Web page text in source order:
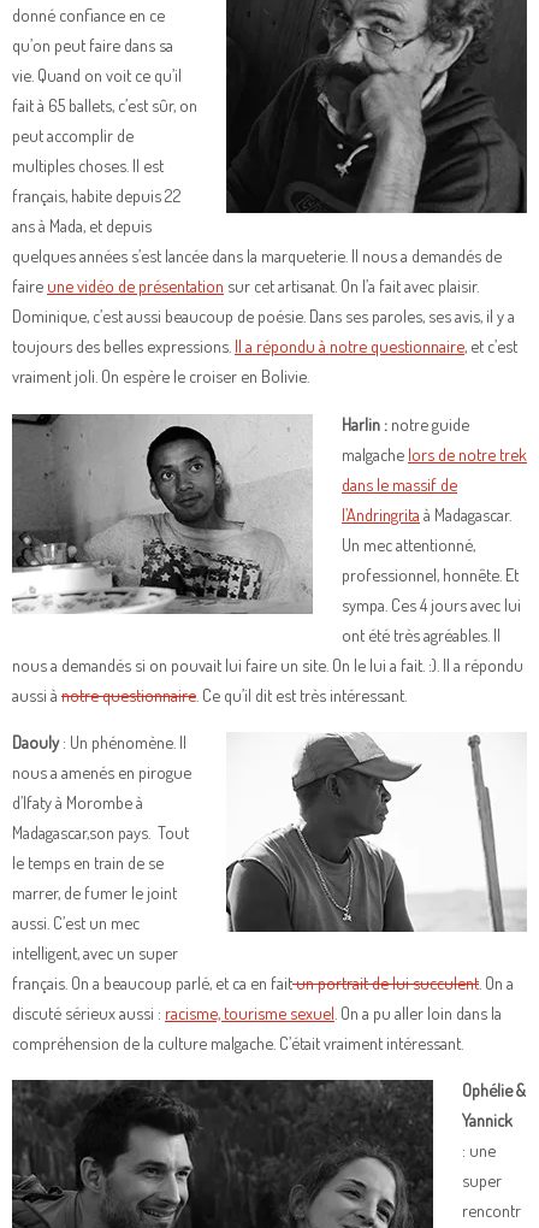
donné confiance en ce
qu’on peut faire dans sa
vie. Quand on voit ce qu’il
fait à 65 ballets, c’est sûr, on
peut accomplir de
multiples choses. Il est
français, habite depuis 22
ans à Mada, et depuis
quelques années s’est lancée dans la marqueterie. Il nous a demandés de
faire une vidéo de présentation sur cet artisanat. On l’a fait avec plaisir.
Dominique, c’est aussi beaucoup de poésie. Dans ses paroles, ses avis, il y a
toujours des belles expressions. Il a répondu à notre questionnaire, et c’est
vraiment joli. On espère le croiser en Bolivie.
Harlin : notre guide
malgache lors de notre trek
dans le massif de
l’Andringrita à Madagascar.
Un mec attentionné,
professionnel, honnête. Et
sympa. Ces 4 jours avec lui
ont été très agréables. Il
nous a demandés si on pouvait lui faire un site. On le lui a fait. :). Il a répondu
aussi à notre questionnaire . Ce qu’il dit est très intéressant.
Daouly: Un phénomène. Il
nous a amenés en pirogue
d’Ifaty à Morombe à
Madagascar,son pays. Tout
le temps en train de se
marrer, de fumer le joint
aussi. C’est un mec
intelligent, avec un super
français. On a beaucoup parlé, et ca en faitun portrait de lui succulent . On a
discuté sérieux aussi : racisme, tourisme sexuel . On a pu aller loin dans la
compréhension de la culture malgache. C’était vraiment intéressant.
Ophélie &
Yannick
: une
super
rencontr